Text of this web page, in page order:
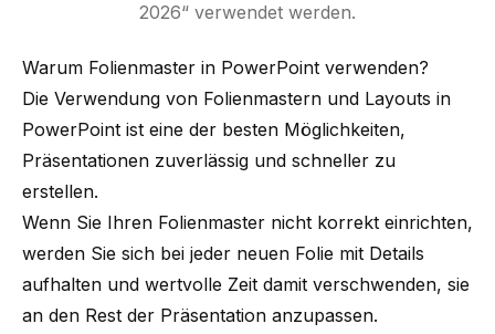
2026“ verwendet werden.
Warum Folienmaster in PowerPoint verwenden?
Die Verwendung von Folienmastern und Layouts in
PowerPoint ist eine der besten Möglichkeiten,
Präsentationen zuverlässig und schneller zu
erstellen.
Wenn Sie Ihren Folienmaster nicht korrekt einrichten,
werden Sie sich bei jeder neuen Folie mit Details
aufhalten und wertvolle Zeit damit verschwenden, sie
an den Rest der Präsentation anzupassen.